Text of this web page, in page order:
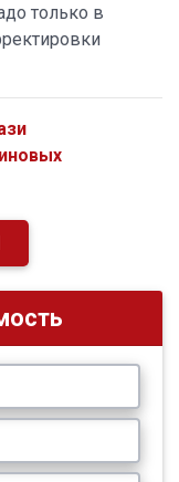
только в